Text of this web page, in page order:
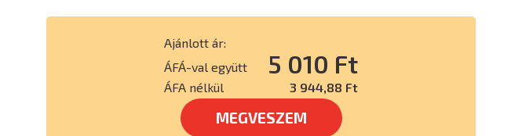
Ajánlott ár:
ÁFÁ-val együtt
5 010 Ft
ÁFA nélkül 3 944,88 Ft
MEGVESZEM